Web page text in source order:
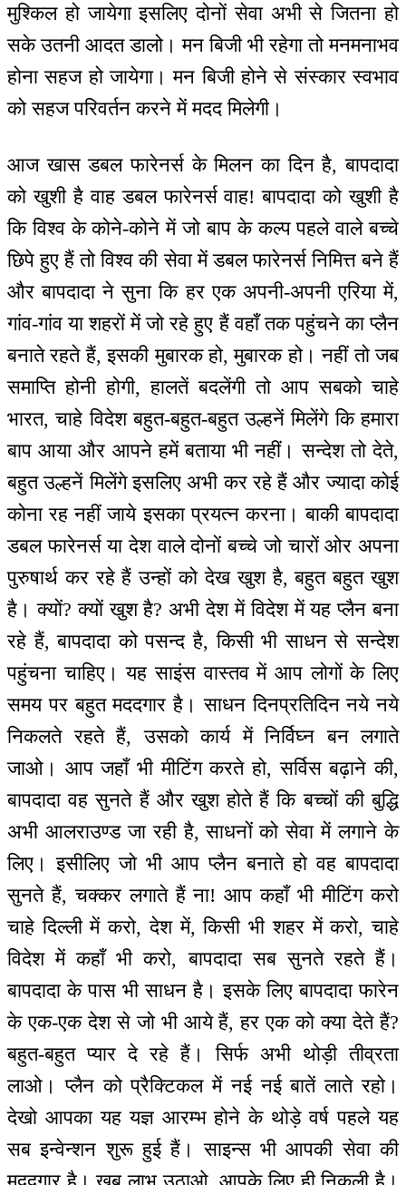
मुश्किल हो जायेगा इसलिए दोनों सेवा अभी से जितना हो
सके उतनी आदत डालो। मन बिजी भी रहेगा तो मनमनाभव
होना सहज हो जायेगा। मन बिजी होने से संस्कार स्वभाव
को सहज परिवर्तन करने में मदद मिलेगी।
आज खास डबल फारेनर्स के मिलन का दिन है, बापदादा
को खुशी है वाह डबल फारेनर्स वाह! बापदादा को खुशी है
कि विश्व के कोने-कोने में जो बाप के कल्प पहले वाले बच्चे
छिपे हुए हैं तो विश्व की सेवा में डबल फारेनर्स निमित्त बने हैं
और बापदादा ने सुना कि हर एक अपनी-अपनी एरिया में,
गांव-गांव या शहरों में जो रहे हुए हैं वहाँ तक पहुंचने का प्लैन
बनाते रहते हैं, इसकी मुबारक हो, मुबारक हो। नहीं तो जब
समाप्ति होनी होगी, हालतें बदलेंगी तो आप सबको चाहे
भारत, चाहे विदेश बहुत-बहुत-बहुत उल्हनें मिलेंगे कि हमारा
बाप आया और आपने हमें बताया भी नहीं। सन्देश तो देते,
बहुत उल्हनें मिलेंगे इसलिए अभी कर रहे हैं और ज्यादा कोई
कोना रह नहीं जाये इसका प्रयत्न करना। बाकी बापदादा
डबल फारेनर्स या देश वाले दोनों बच्चे जो चारों ओर अपना
पुरुषार्थ कर रहे हैं उन्हों को देख खुश है, बहुत बहुत खुश
है। क्यों? क्यों खुश है? अभी देश में विदेश में यह प्लैन बना
रहे हैं, बापदादा को पसन्द है, किसी भी साधन से सन्देश
पहुंचना चाहिए। यह साइंस वास्तव में आप लोगों के लिए
समय पर बहुत मददगार है। साधन दिनप्रतिदिन नये नये
निकलते रहते हैं, उसको कार्य में निर्विघ्न बन लगाते
जाओ। आप जहाँ भी मीटिंग करते हो, सर्विस बढ़ाने की,
बापदादा वह सुनते हैं और खुश होते हैं कि बच्चों की बुद्धि
अभी आलराउण्ड जा रही है, साधनों को सेवा में लगाने के
लिए। इसीलिए जो भी आप प्लैन बनाते हो वह बापदादा
सुनते हैं, चक्कर लगाते हैं ना! आप कहाँ भी मीटिंग करो
चाहे दिल्ली में करो, देश में, किसी भी शहर में करो, चाहे
विदेश में कहाँ भी करो, बापदादा सब सुनते रहते हैं।
बापदादा के पास भी साधन है। इसके लिए बापदादा फारेन
के एक-एक देश से जो भी आये हैं, हर एक को क्या देते हैं?
बहुत-बहुत प्यार दे रहे हैं। सिर्फ अभी थोड़ी तीव्रता
लाओ। प्लैन को प्रैक्टिकल में नई नई बातें लाते रहो।
देखो आपका यह यज्ञ आरम्भ होने के थोड़े वर्ष पहले यह
सब इन्वेन्शन शुरू हुई हैं। साइन्स भी आपकी सेवा की